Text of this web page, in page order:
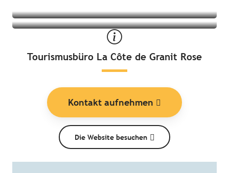
Tourismusbüro La Côte de Granit Rose
Kontakt aufnehmen
Die Website besuchen